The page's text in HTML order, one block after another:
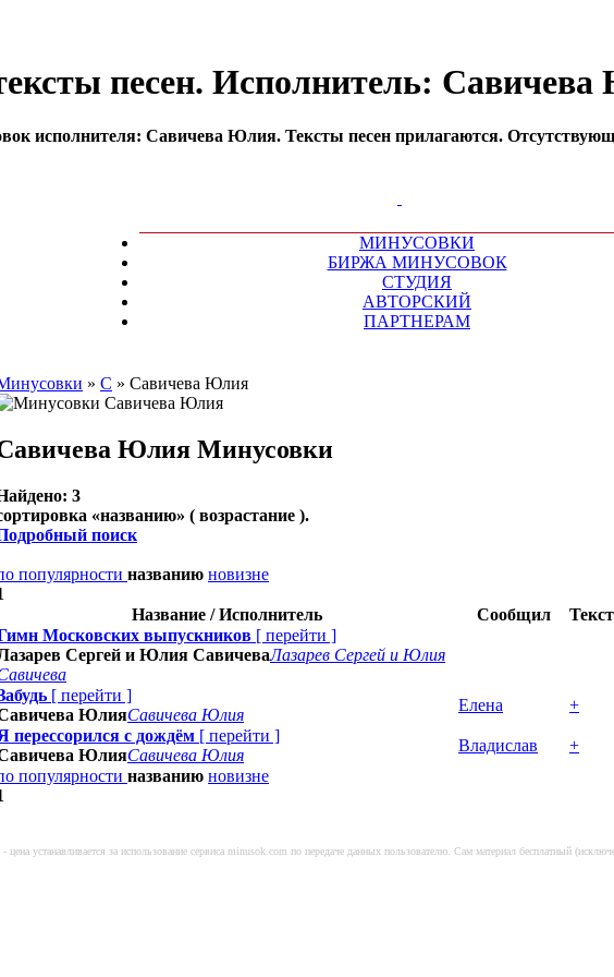
песен. Исполнитель:
исполнителя: Савичева Юлия. Тексты песен прилагаются.
МИНУСОВКИ
БИРЖА МИНУСОВОК
СТУДИЯ
АВТОРСКИЙ
ПАРТНЕРАМ
» С » Савичева Юлия
Юлия Минусовки
3
«названию» ( возрастание ).
поиск
популярности названию новизне
Название / Исполнитель
Сообщил Текст
Московских выпускников [ перейти ]
Сергей и Юлия СавичеваЛазарев Сергей и Юлия
[ перейти ]
ЮлияСавичева Юлия
Елена +
перессорился с дождём [ перейти ]
ЮлияСавичева Юлия
Владислав +
популярности названию новизне
- цена устанавливается за использование сервиса minusok.com по передаче данных пользователю. Сам материал бесплатный